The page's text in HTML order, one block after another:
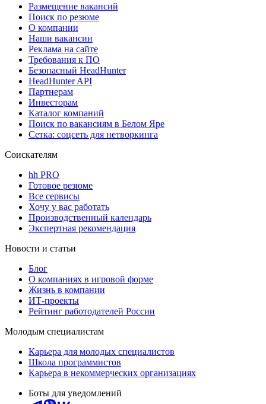
Размещение вакансий
Поиск по резюме
О компании
Наши вакансии
Реклама на сайте
Требования к ПО
Безопасный HeadHunter
HeadHunter API
Партнерам
Инвесторам
Каталог компаний
Поиск по вакансиям в Белом Яре
Сетка: соцсеть для нетворкинга
Соискателям
hh PRO
Готовое резюме
Все сервисы
Хочу у вас работать
Производственный календарь
Экспертная рекомендация
Новости и статьи
Блог
О компаниях в игровой форме
Жизнь в компании
ИТ-проекты
Рейтинг работодателей России
Молодым специалистам
Карьера для молодых специалистов
Школа программистов
Карьера в некоммерческих организациях
Боты для уведомлений